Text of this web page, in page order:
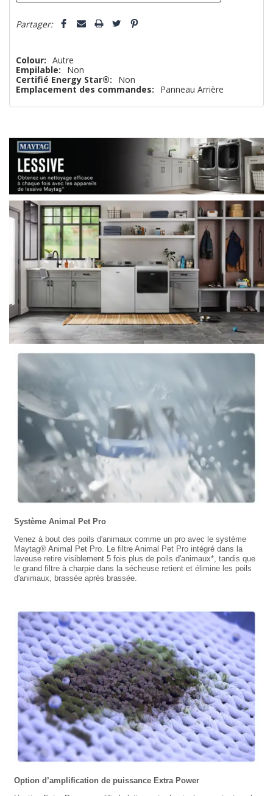
Partager:
Colour: Autre
Empilable:
Non
Certifié Energy Star®:
Non
Emplacement des commandes:
Panneau Arrière